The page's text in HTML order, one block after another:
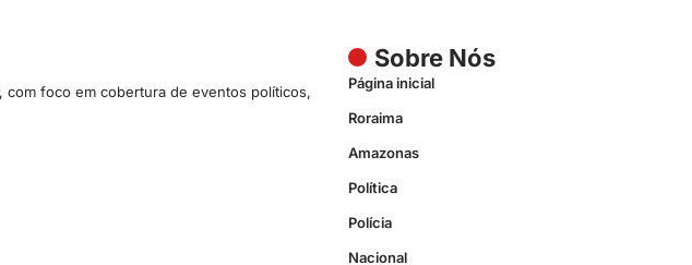
com foco em cobertura de eventos políticos,
Sobre Nós
Página inicial
Roraima
Amazonas
Política
Polícia
Nacional